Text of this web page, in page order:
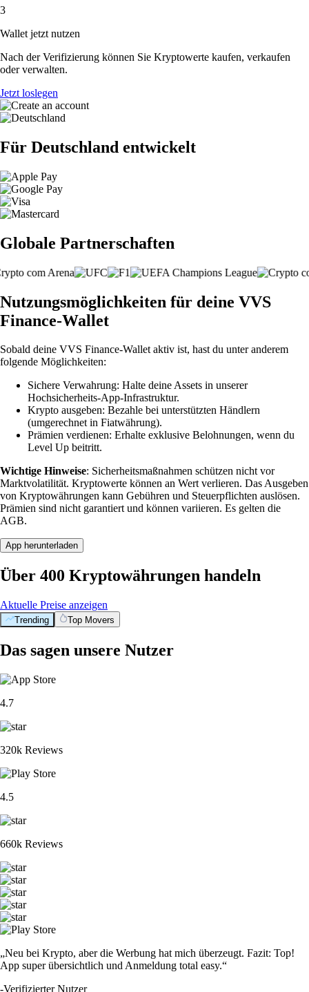
3
Wallet jetzt nutzen
Nach der Verifizierung können Sie Kryptowerte kaufen, verkaufen
oder verwalten.
Jetzt loslegen
Für Deutschland entwickelt
Globale Partnerschaften
Nutzungsmöglichkeiten für deine VVS
Finance-Wallet
Sobald deine VVS Finance-Wallet aktiv ist, hast du unter anderem
folgende Möglichkeiten:
Sichere Verwahrung: Halte deine Assets in unserer
Hochsicherheits-App-Infrastruktur.
Krypto ausgeben: Bezahle bei unterstützten Händlern
(umgerechnet in Fiatwährung).
Prämien verdienen: Erhalte exklusive Belohnungen, wenn du
Level Up beitritt.
Wichtige Hinweise: Sicherheitsmaßnahmen schützen nicht vor
Marktvolatilität. Kryptowerte können an Wert verlieren. Das Ausgeben
von Kryptowährungen kann Gebühren und Steuerpflichten auslösen.
Prämien sind nicht garantiert und können variieren. Es gelten die
AGB.
App herunterladen
Über 400 Kryptowährungen handeln
Aktuelle Preise anzeigen
Trending Top Movers
Das sagen unsere Nutzer
4.7
320k Reviews
4.5
660k Reviews
„Neu bei Krypto, aber die Werbung hat mich überzeugt. Fazit: Top!
App super übersichtlich und Anmeldung total easy.“
-Verifizierter Nutzer